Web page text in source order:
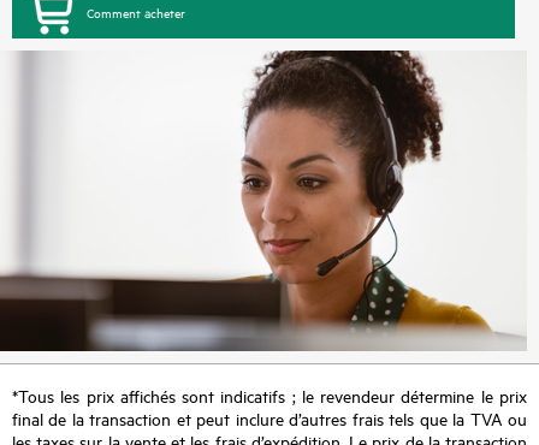
Comment acheter
*Tous les prix affichés sont indicatifs ; le revendeur détermine le prix
final de la transaction et peut inclure d’autres frais tels que la TVA ou
les taxes sur la vente et les frais d’expédition. Le prix de la transaction